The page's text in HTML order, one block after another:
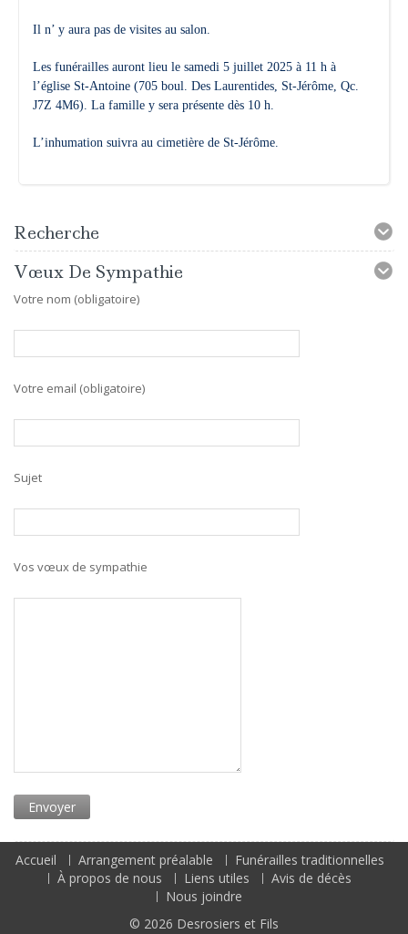
Il n’ y aura pas de visites au salon.
Les funérailles auront lieu le samedi 5 juillet 2025 à 11 h à
l’église St-Antoine (705 boul. Des Laurentides, St-Jérôme, Qc.
J7Z 4M6). La famille y sera présente dès 10 h.
L’inhumation suivra au cimetière de St-Jérôme.
Recherche
Vœux De Sympathie
Votre nom (obligatoire)
Votre email (obligatoire)
Sujet
Vos vœux de sympathie
Accueil Arrangement préalable
Funérailles traditionnelles
À propos de nous
Liens utiles
Avis de décès
Nous joindre
© 2026 Desrosiers et Fils